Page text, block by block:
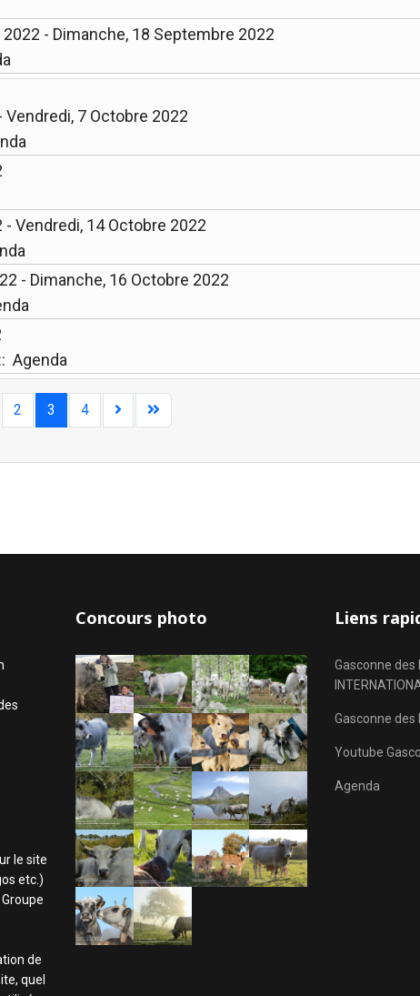
- Dimanche, 18 Septembre 2022
Vendredi, 7 Octobre 2022
Vendredi, 14 Octobre 2022
- Dimanche, 16 Octobre 2022
:: Agenda
2 3 4
le site
etc.)
de
quel
Concours photo Liens
Gasconne des
Gasconne des
Youtube
Agenda